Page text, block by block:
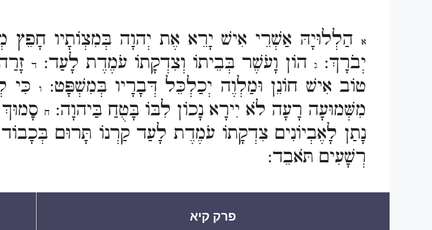
א הַלְלוּיָהּ אַשְׁרֵי אִישׁ יָרֵא אֶת יְהוָה בְּמִצְוֹתָיו חָפֵץ
יְבֹרָךְ:
ג הוֹן וָעֹשֶׁר בְּבֵיתוֹ וְצִדְקָתוֹ עֹמֶדֶת לָעַד: ד
טוֹב אִישׁ חוֹנֵן וּמַלְוֶה יְכַלְכֵּל דְּבָרָיו בְּמִשְׁפָּט: ו כִּי
מִשְּׁמוּעָה רָעָה לֹא יִירָא נָכוֹן לִבּוֹ בָּטֻחַ בַּיהוָה: ח
נָתַן לָאֶבְיוֹנִים צִדְקָתוֹ עֹמֶדֶת לָעַד קַרְנוֹ תָּרוּם
רְשָׁעִים תֹּאבֵד:
פרק קיא